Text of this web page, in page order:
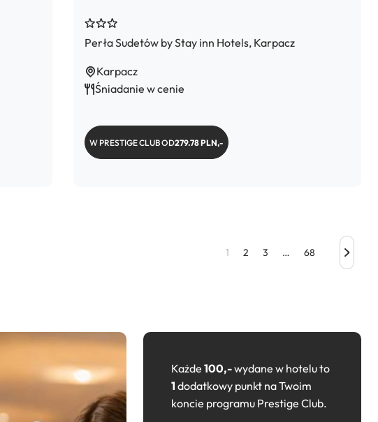
Perła Sudetów by Stay inn Hotels, Karpacz
Karpacz
Śniadanie w cenie
W PRESTIGE CLUB OD279.78 PLN,-
1 2 3 … 68
Każde 100,-wydane w hotelu to
1 dodatkowy punkt na Twoim
koncie programu Prestige Club.